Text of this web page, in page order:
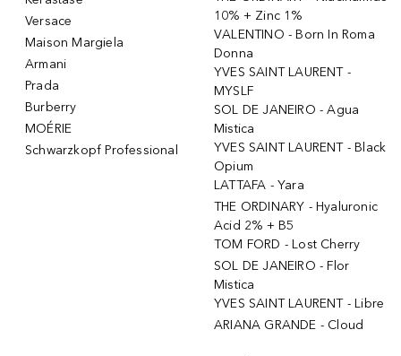
Versace
Maison Margiela
Armani
Prada
Burberry
MOÉRIE
Schwarzkopf Professional
10% + Zinc 1%
VALENTINO - Born In Roma
Donna
YVES SAINT LAURENT -
MYSLF
SOL DE JANEIRO - Agua
Mistica
YVES SAINT LAURENT - Black
Opium
LATTAFA - Yara
THE ORDINARY - Hyaluronic
Acid 2% + B5
TOM FORD - Lost Cherry
SOL DE JANEIRO - Flor
Mistica
YVES SAINT LAURENT - Libre
ARIANA GRANDE - Cloud